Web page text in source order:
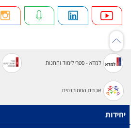
למדא - ספרי לימוד והחנות
אגודת הסטודנטים
יחידות